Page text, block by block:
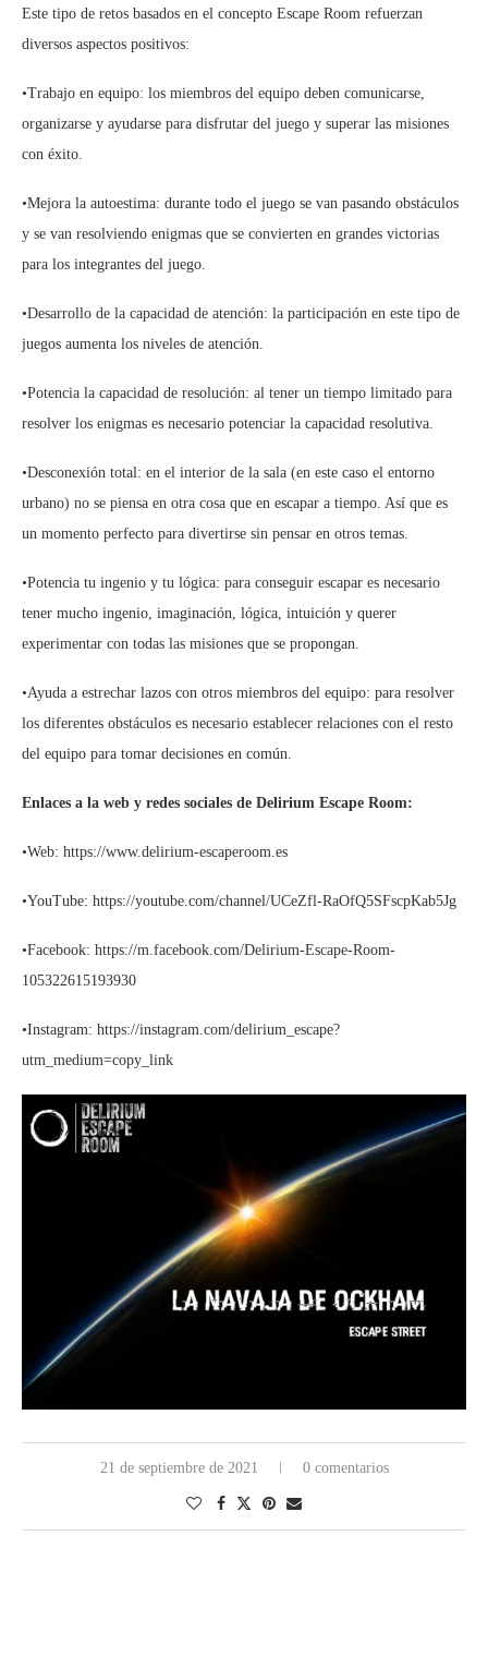
Este tipo de retos basados en el concepto Escape Room refuerzan
diversos aspectos positivos:
•Trabajo en equipo: los miembros del equipo deben comunicarse,
organizarse y ayudarse para disfrutar del juego y superar las misiones
con éxito.
•Mejora la autoestima: durante todo el juego se van pasando obstáculos
y se van resolviendo enigmas que se convierten en grandes victorias
para los integrantes del juego.
•Desarrollo de la capacidad de atención: la participación en este tipo de
juegos aumenta los niveles de atención.
•Potencia la capacidad de resolución: al tener un tiempo limitado para
resolver los enigmas es necesario potenciar la capacidad resolutiva.
•Desconexión total: en el interior de la sala (en este caso el entorno
urbano) no se piensa en otra cosa que en escapar a tiempo. Así que es
un momento perfecto para divertirse sin pensar en otros temas.
•Potencia tu ingenio y tu lógica: para conseguir escapar es necesario
tener mucho ingenio, imaginación, lógica, intuición y querer
experimentar con todas las misiones que se propongan.
•Ayuda a estrechar lazos con otros miembros del equipo: para resolver
los diferentes obstáculos es necesario establecer relaciones con el resto
del equipo para tomar decisiones en común.
Enlaces a la web y redes sociales de Delirium Escape Room:
•Web: https://www.delirium-escaperoom.es
•YouTube: https://youtube.com/channel/UCeZfl-RaOfQ5SFscpKab5Jg
•Facebook: https://m.facebook.com/Delirium-Escape-Room-
105322615193930
•Instagram: https://instagram.com/delirium_escape?
utm_medium=copy_link
21 de septiembre de 2021 0 comentarios